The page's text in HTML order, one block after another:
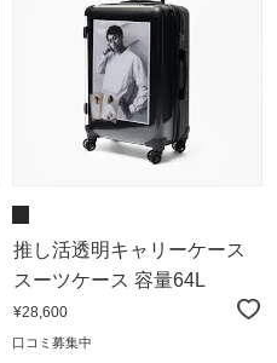
推し活透明キャリーケース
スーツケース 容量64L
¥28,600
口コミ募集中